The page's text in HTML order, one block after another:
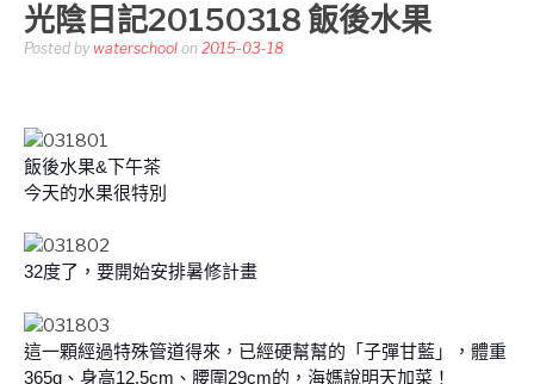
光陰日記20150318 飯後水果
Posted by waterschool on 2015-03-18
飯後水果&下午茶
今天的水果很特別
32度了，要開始安排暑修計畫
這一顆經過特殊管道得來，已經硬幫幫的「子彈甘藍」，體重
365g、身高12.5cm、腰圍29cm的，海媽說明天加菜！